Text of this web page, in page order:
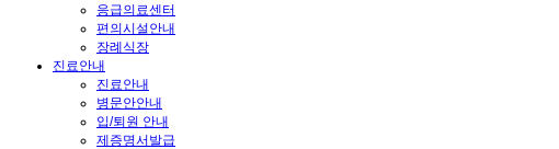
응급의료센터
편의시설안내
장례식장
진료안내
진료안내
병문안안내
입/퇴원 안내
제증명서발급